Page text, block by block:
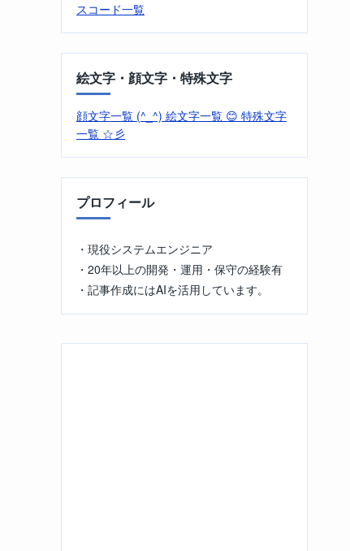
スコード一覧
絵文字・顔文字・特殊文字
顔文字一覧 (^_^) 絵文字一覧 😊 特殊文字
一覧 ☆彡
プロフィール
・現役システムエンジニア
・20年以上の開発・運用・保守の経験有
・記事作成にはAIを活用しています。